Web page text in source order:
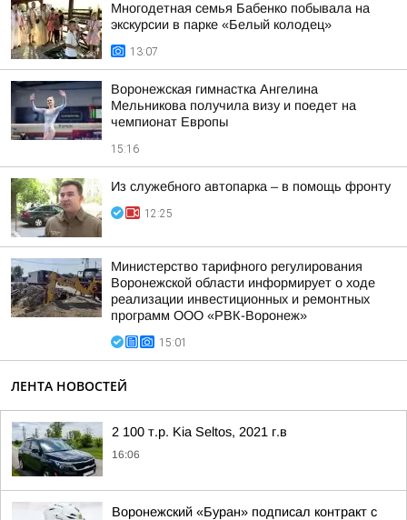
Многодетная семья Бабенко побывала на
экскурсии в парке «Белый колодец»
13:07
Воронежская гимнастка Ангелина
Мельникова получила визу и поедет на
чемпионат Европы
15:16
Из служебного автопарка – в помощь фронту
12:25
Министерство тарифного регулирования
Воронежской области информирует о ходе
реализации инвестиционных и ремонтных
программ ООО «РВК-Воронеж»
15:01
ЛЕНТА НОВОСТЕЙ
2 100 т.р. Kia Seltos, 2021 г.в
16:06
Воронежский «Буран» подписал контракт с